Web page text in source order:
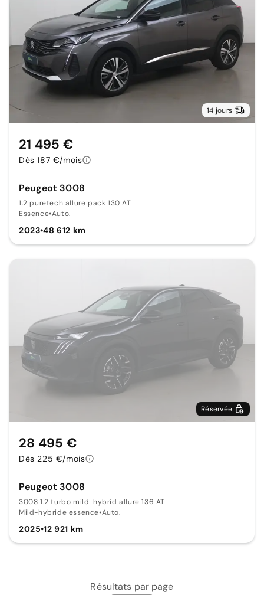
14 jours
Peugeot 3008
1.2 puretech allure pack 130 AT
Essence•Auto.
2023•48 612 km
21 495 €
Dès 187 €/mois
Réservée
Peugeot 3008
3008 1.2 turbo mild-hybrid allure 136 AT
Mild-hybride essence•Auto.
2025•12 921 km
28 495 €
Dès 225 €/mois
Résultats par page